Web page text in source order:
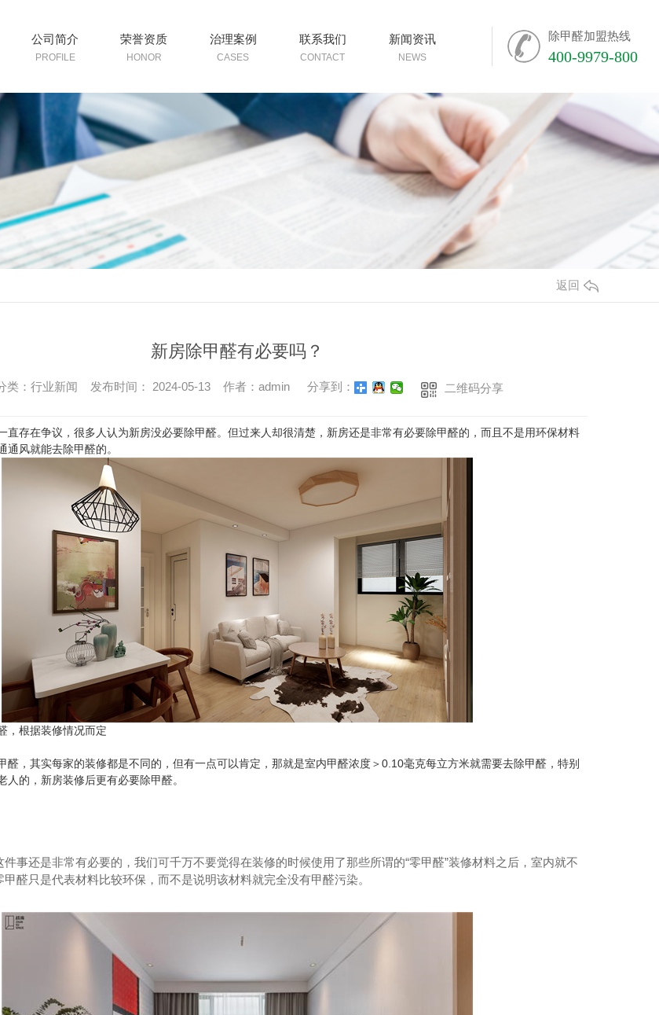
除甲醛加盟热线
400-9979-800
公司简介
PROFILE
荣誉资质
HONOR
治理案例
CASES
联系我们
CONTACT
新闻资讯
NEWS
返回
新房除甲醛有必要吗？
类：行业新闻 发布时间： 2024-05-13 作者：admin 分享到： 二维码分享
直存在争议，很多人认为新房没必要除甲醛。但过来人却很清楚，新房还是非常有必要除甲醛的，而且不是用环保材料
通风就能去除甲醛的。
，根据装修情况而定
醛，其实每家的装修都是不同的，但有一点可以肯定，那就是室内甲醛浓度＞0.10毫克每立方米就需要去除甲醛，特别
人的，新房装修后更有必要除甲醛。
事还是非常有必要的，我们可千万不要觉得在装修的时候使用了那些所谓的“零甲醛”装修材料之后，室内就不
醛只是代表材料比较环保，而不是说明该材料就完全没有甲醛污染。